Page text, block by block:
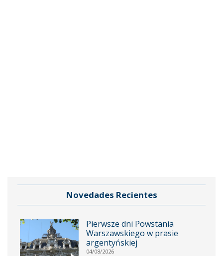
Novedades Recientes
Pierwsze dni Powstania
Warszawskiego w prasie
argentyńskiej
04/08/2026